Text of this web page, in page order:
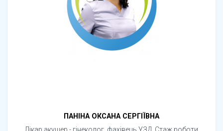
ПАНІНА ОКСАНА СЕРГІЇВНА